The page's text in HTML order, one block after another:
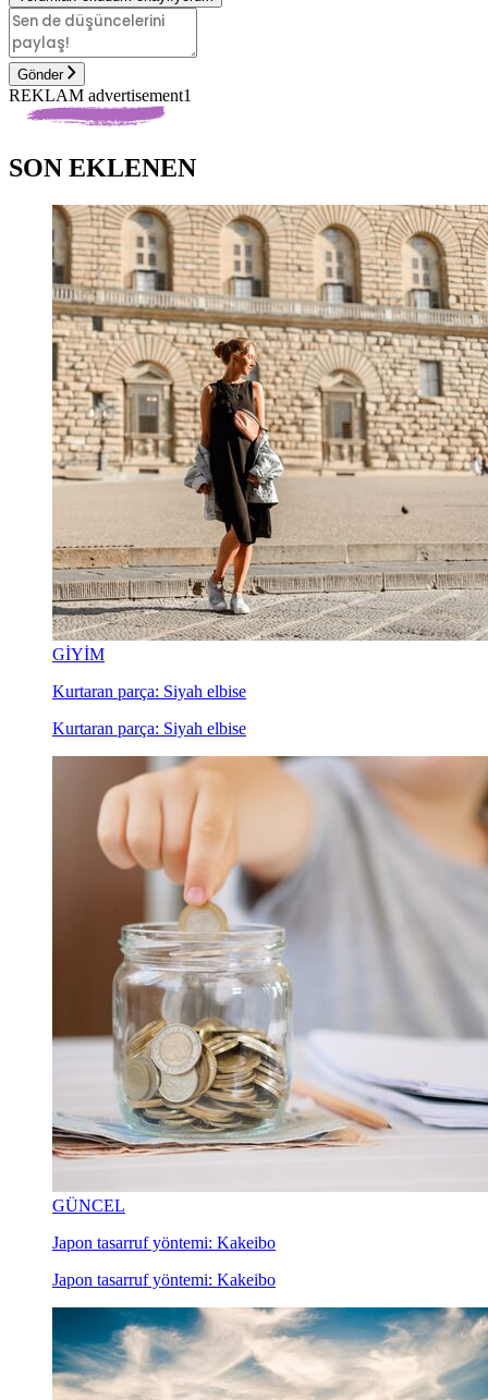
Gönder
REKLAM advertisement1
SON EKLENEN
GİYİM
Kurtaran parça: Siyah elbise
Kurtaran parça: Siyah elbise
GÜNCEL
Japon tasarruf yöntemi: Kakeibo
Japon tasarruf yöntemi: Kakeibo